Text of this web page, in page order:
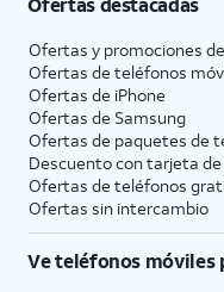
Ofertas y promociones de
Ofertas de teléfonos
Ofertas de iPhone
Ofertas de Samsung
Ofertas de paquetes de
Descuento con tarjeta
Ofertas de teléfonos
Ofertas sin intercambio
Ve teléfonos móviles